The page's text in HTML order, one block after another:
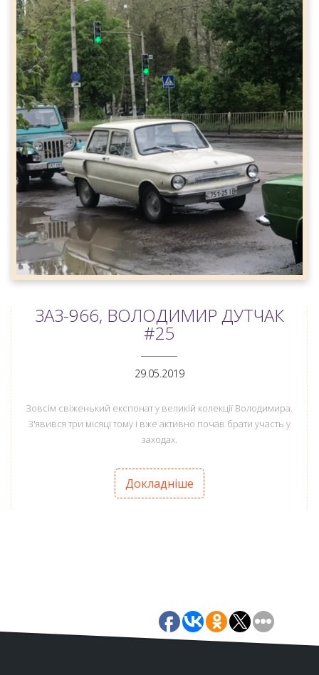
ЗАЗ-966, ВОЛОДИМИР ДУТЧАК
#25
29.05.2019
Зовсім свіженький експонат у великій колекції Володимира.
З'явився три місяці тому і вже активно почав брати участь у
заходах.
Докладніше